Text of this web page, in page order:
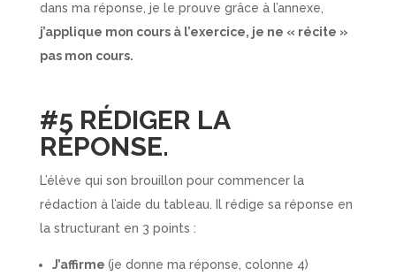
dans ma réponse, je le prouve grâce à l’annexe,
j’applique mon cours à l’exercice, je ne « récite »
pas mon cours.
#5 RÉDIGER LA
RÉPONSE.
L’élève qui son brouillon pour commencer la
rédaction à l’aide du tableau. Il rédige sa réponse en
la structurant en 3 points :
J’affirme (je donne ma réponse, colonne 4)